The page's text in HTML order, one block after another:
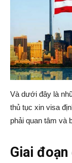
Và dưới đây là
thủ tục xin visa
phải quan tâm và
Giai